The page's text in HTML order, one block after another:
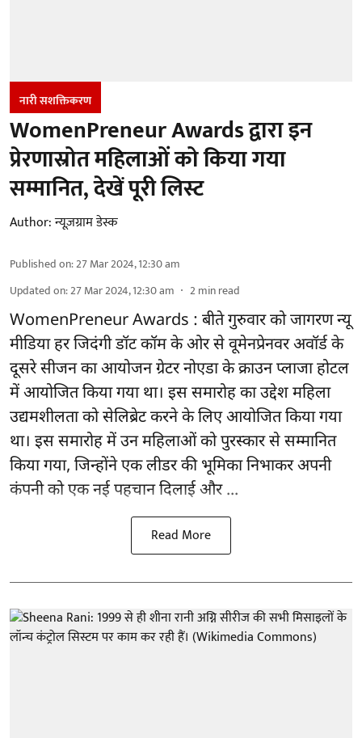
नारी सशक्तिकरण
WomenPreneur Awards द्वारा इन
प्रेरणास्रोत महिलाओं को किया गया
सम्मानित, देखें पूरी लिस्ट
Author:न्यूज़ग्राम डेस्क
Published on:27 Mar 2024, 12:30 am
Updated on:27 Mar 2024, 12:30 am 2min read
WomenPreneur Awards : बीते गुरुवार को जागरण न्यू
मीडिया हर जिदंगी डॉट कॉम के ओर से वूमेनप्रेनवर अवॉर्ड के
दूसरे सीजन का आयोजन ग्रेटर नोएडा के क्राउन प्लाजा होटल
में आयोजित किया गया था। इस समारोह का उद्देश महिला
उद्यमशीलता को सेलिब्रेट करने के लिए आयोजित किया गया
था। इस समारोह में उन महिलाओं को पुरस्कार से सम्मानित
किया गया, जिन्होंने एक लीडर की भूमिका निभाकर अपनी
कंपनी को एक नई पहचान दिलाई और ...
Read More